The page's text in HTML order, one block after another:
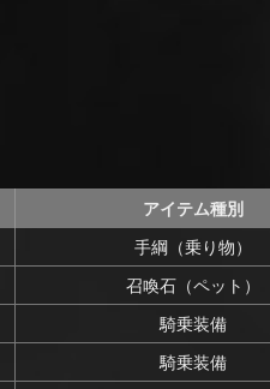
アイテム種別
手綱（乗り物）
召喚石（ペット）
騎乗装備
騎乗装備